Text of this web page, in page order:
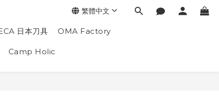
日本刀具 OMA Factory
Camp Holic
繁體中文